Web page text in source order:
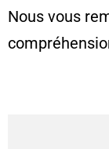
Nous vous